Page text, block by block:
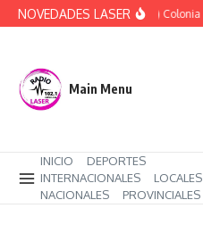
Saltar al contenido
NOVEDADES LASER(Audio) Colonia
Main Menu
INICIO
DEPORTES
INTERNACIONALES
LOCALES
NACIONALES
PROVINCIALES